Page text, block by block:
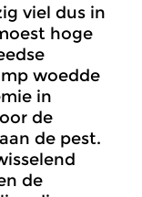
viel dus in
hoge
woedde
in
de
de pest.
de